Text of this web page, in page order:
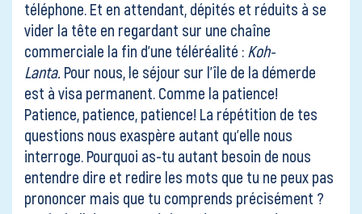
téléphone. Et en attendant, dépités et réduits à se
vider la tête en regardant sur une chaîne
commerciale la fin d’une téléréalité : Koh-
Lanta. Pour nous, le séjour sur l’île de la démerde
est à visa permanent. Comme la patience!
Patience, patience, patience! La répétition de tes
questions nous exaspère autant qu’elle nous
interroge. Pourquoi as-tu autant besoin de nous
entendre dire et redire les mots que tu ne peux pas
prononcer mais que tu comprends précisément ?